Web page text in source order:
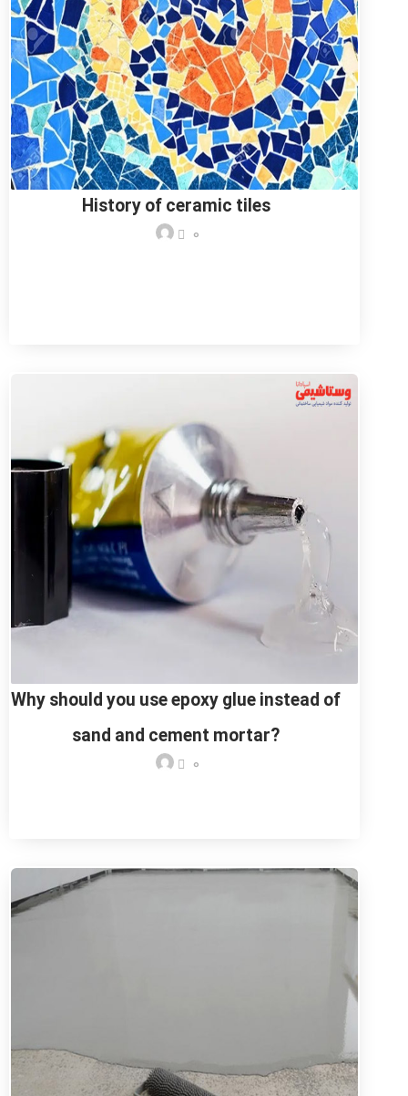
History of ceramic tiles
0
Why should you use epoxy glue instead of
sand and cement mortar?
0